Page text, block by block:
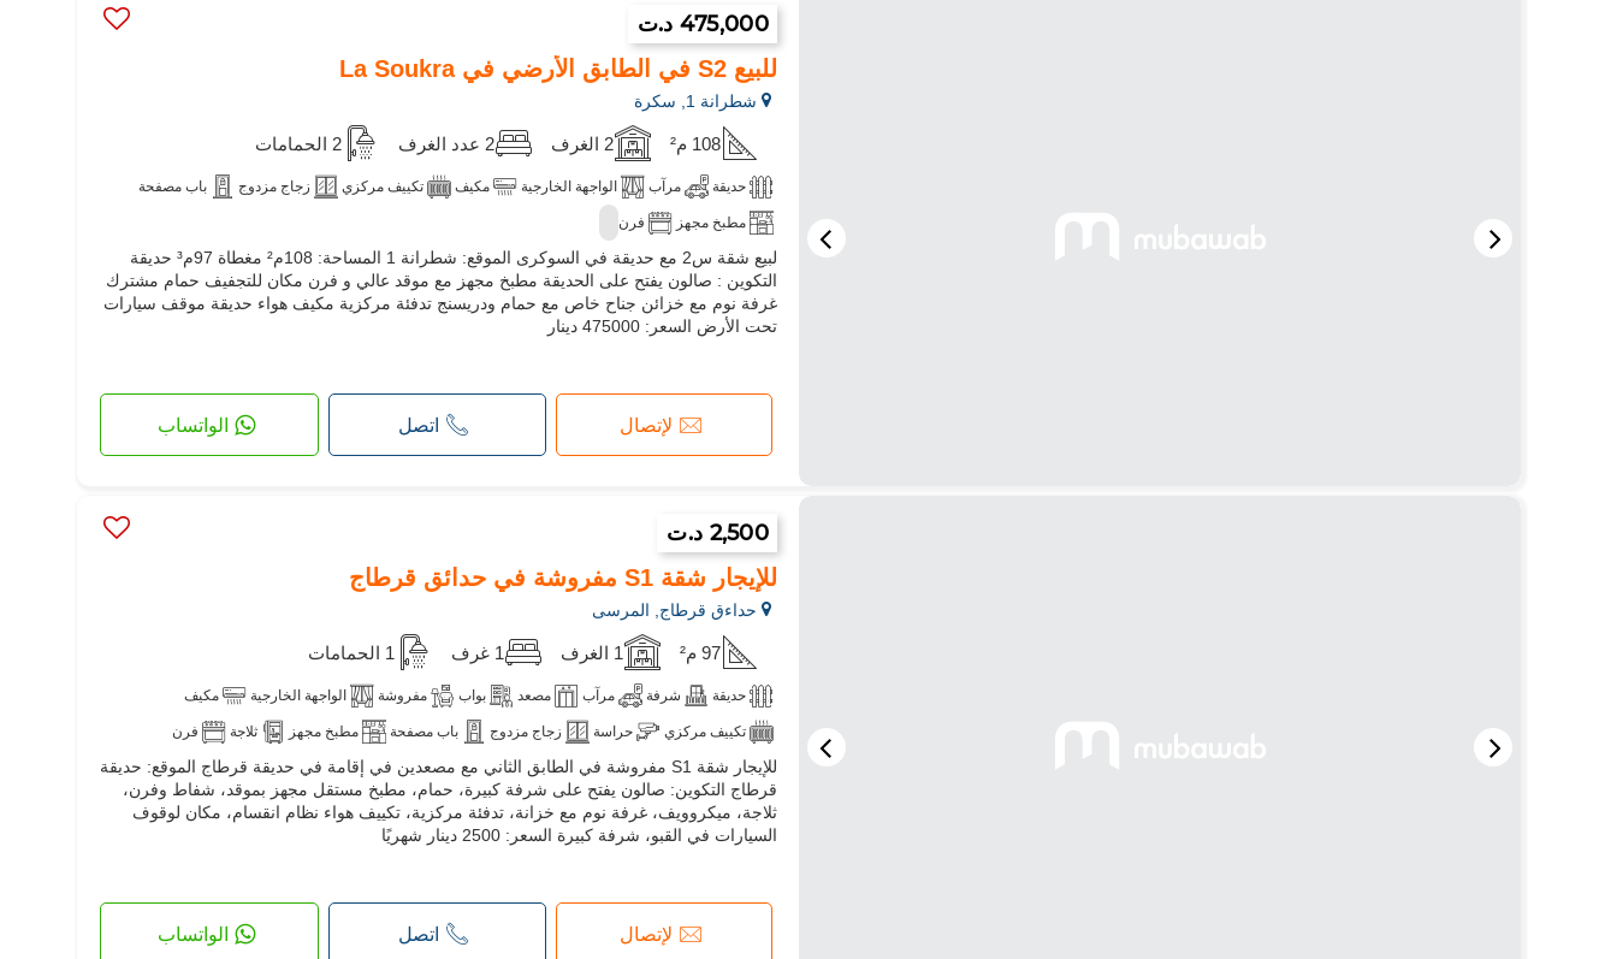
475,000 د.ت
للبيع S2 في الطابق الأرضي في La Soukra
شطرانة 1, سكرة
108 م² 2 الغرف 2 عدد الغرف 2 الحمامات
حديقة مرآب الواجهة الخارجية مكيف تكييف مركزي زجاج مزدوج باب مصفحة
مطبخ مجهز فرن
لبيع شقة س2 مع حديقة في السوكرى الموقع: شطرانة 1 المساحة: 108م² مغطاة 97م³ حديقة
التكوين : صالون يفتح على الحديقة مطبخ مجهز مع موقد عالي و فرن مكان للتجفيف حمام مشترك
غرفة نوم مع خزائن جناح خاص مع حمام ودريسنج تدفئة مركزية مكيف هواء حديقة موقف سيارات
تحت الأرض السعر: 475000 دينار
لإتصال اتصل الواتساب
2,500 د.ت
للإيجار شقة S1 مفروشة في حدائق قرطاج
حداءق قرطاج, المرسى
97 م² 1 الغرف 1 غرف 1 الحمامات
حديقة شرفة مرآب مصعد بواب مفروشة الواجهة الخارجية مكيف
تكييف مركزي حراسة زجاج مزدوج باب مصفحة مطبخ مجهز ثلاجة فرن
ميكروويف
للإيجار شقة S1 مفروشة في الطابق الثاني مع مصعدين في إقامة في حديقة قرطاج الموقع: حديقة
قرطاج التكوين: صالون يفتح على شرفة كبيرة، حمام، مطبخ مستقل مجهز بموقد، شفاط وفرن،
ثلاجة، ميكروويف، غرفة نوم مع خزانة، تدفئة مركزية، تكييف هواء نظام انقسام، مكان لوقوف
السيارات في القبو، شرفة كبيرة السعر: 2500 دينار شهريًا
لإتصال اتصل الواتساب